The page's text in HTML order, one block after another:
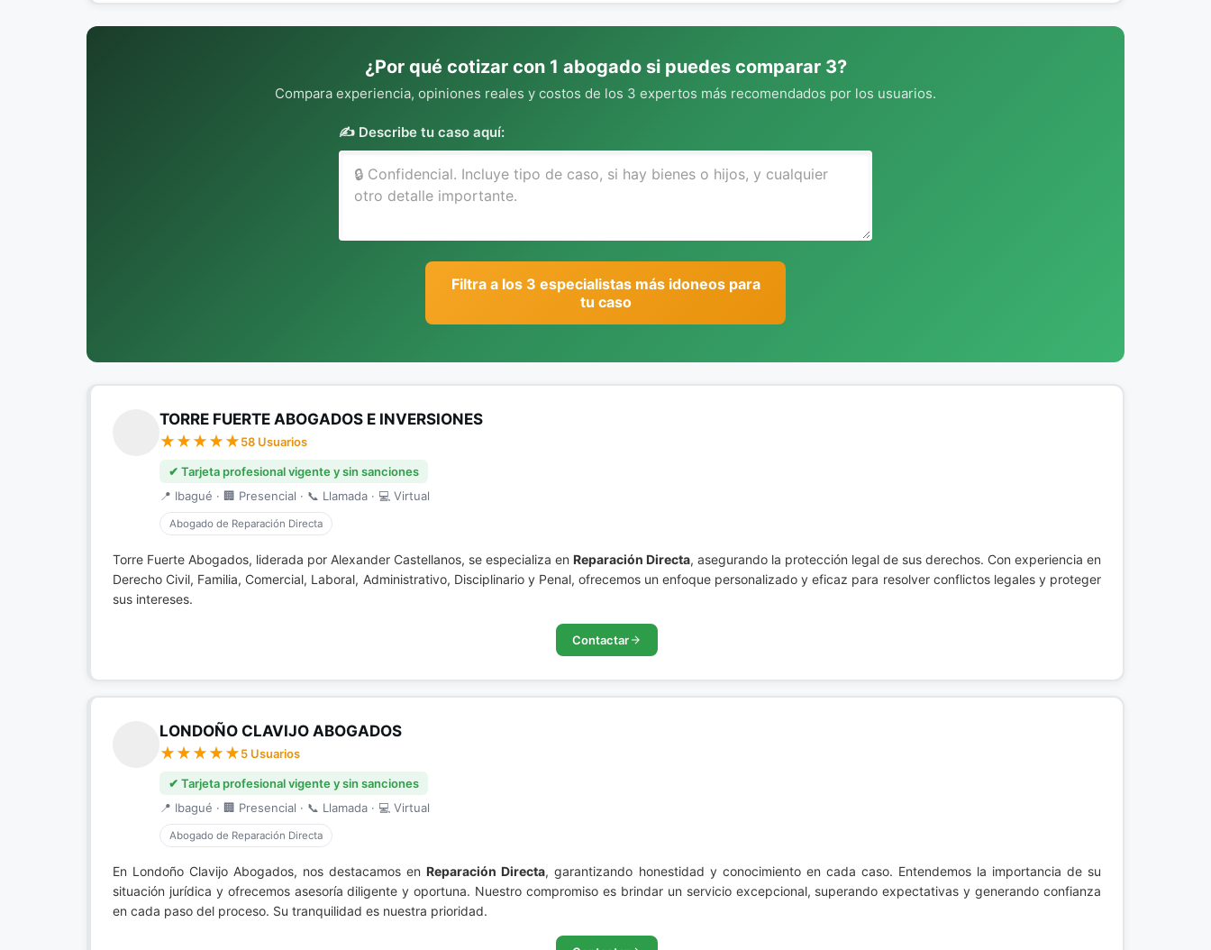
¿Por qué cotizar con 1 abogado si puedes comparar 3?
Compara experiencia, opiniones reales y costos de los 3 expertos más recomendados por los usuarios.
✍️ Describe tu caso aquí:
Filtra a los 3 especialistas más idoneos para
tu caso
TORRE FUERTE ABOGADOS E INVERSIONES
58 Usuarios
✔ Tarjeta profesional vigente y sin sanciones
📍 Ibagué · 🏢 Presencial · 📞 Llamada · 💻 Virtual
Abogado de Reparación Directa
Torre Fuerte Abogados, liderada por Alexander Castellanos, se especializa en Reparación Directa, asegurando la protección legal de sus derechos. Con experiencia en
Derecho Civil, Familia, Comercial, Laboral, Administrativo, Disciplinario y Penal, ofrecemos un enfoque personalizado y eficaz para resolver conflictos legales y proteger
sus intereses.
Contactar
LONDOÑO CLAVIJO ABOGADOS
5 Usuarios
✔ Tarjeta profesional vigente y sin sanciones
📍 Ibagué · 🏢 Presencial · 📞 Llamada · 💻 Virtual
Abogado de Reparación Directa
En Londoño Clavijo Abogados, nos destacamos enReparación Directa, garantizando honestidad y conocimiento en cada caso. Entendemos la importancia de su
situación jurídica y ofrecemos asesoría diligente y oportuna. Nuestro compromiso es brindar un servicio excepcional, superando expectativas y generando confianza
en cada paso del proceso. Su tranquilidad es nuestra prioridad.